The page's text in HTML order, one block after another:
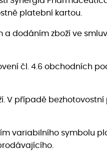
platební kartou.
dodáním zboží ve
čl. 4.6 obchodních
V případě
variabilního symbolu